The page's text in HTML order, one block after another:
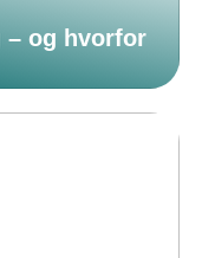
– og hvorfor